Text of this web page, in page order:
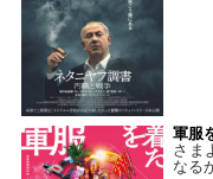
軍服
さま
なる